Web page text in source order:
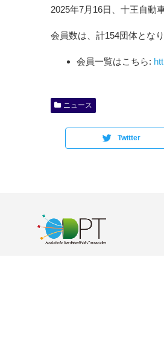
2025年7月16日、十王自動
会員数は、計154団体となり
会員一覧はこちら:
ニュース
Twitter